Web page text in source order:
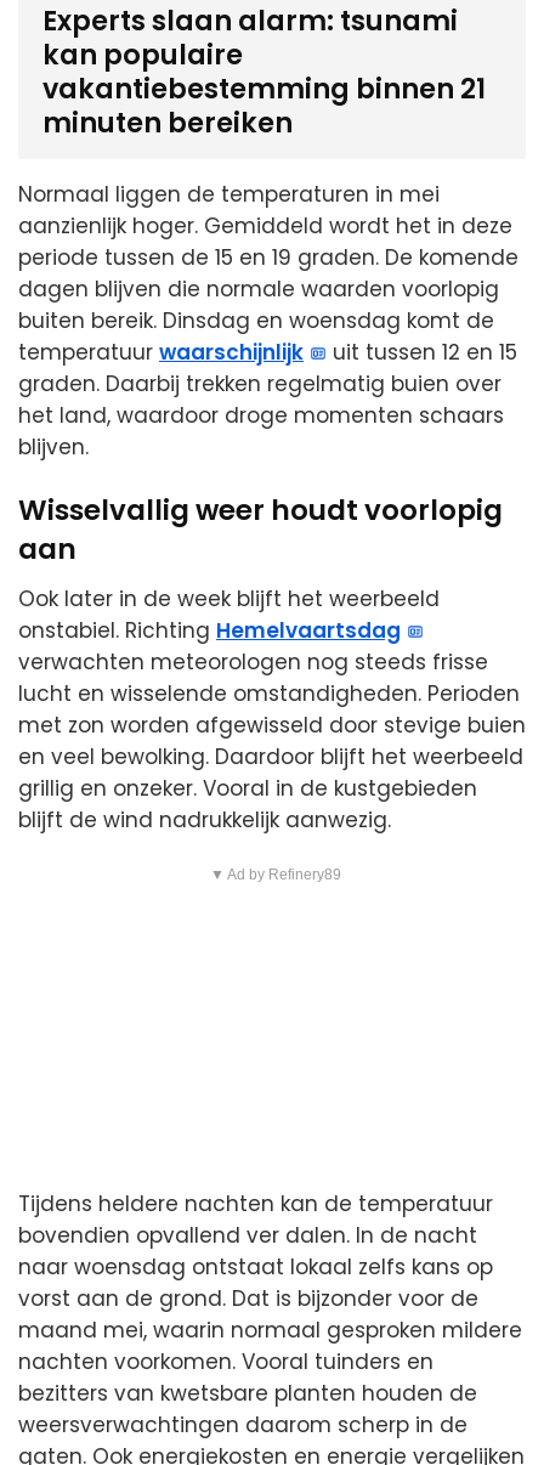
Experts slaan alarm: tsunami
kan populaire
vakantiebestemming binnen 21
minuten bereiken
Normaal liggen de temperaturen in mei
aanzienlijk hoger. Gemiddeld wordt het in deze
periode tussen de 15 en 19 graden. De komende
dagen blijven die normale waarden voorlopig
buiten bereik. Dinsdag en woensdag komt de
temperatuur waarschijnlijk
uit tussen 12 en 15
graden. Daarbij trekken regelmatig buien over
het land, waardoor droge momenten schaars
blijven.
Wisselvallig weer houdt voorlopig
aan
Ook later in de week blijft het weerbeeld
onstabiel. Richting Hemelvaartsdag
verwachten meteorologen nog steeds frisse
lucht en wisselende omstandigheden. Perioden
met zon worden afgewisseld door stevige buien
en veel bewolking. Daardoor blijft het weerbeeld
grillig en onzeker. Vooral in de kustgebieden
blijft de wind nadrukkelijk aanwezig.
▼ Ad by Refinery89
Tijdens heldere nachten kan de temperatuur
bovendien opvallend ver dalen. In de nacht
naar woensdag ontstaat lokaal zelfs kans op
vorst aan de grond. Dat is bijzonder voor de
maand mei, waarin normaal gesproken mildere
nachten voorkomen. Vooral tuinders en
bezitters van kwetsbare planten houden de
weersverwachtingen daarom scherp in de
gaten. Ook energiekosten en energie vergelijken